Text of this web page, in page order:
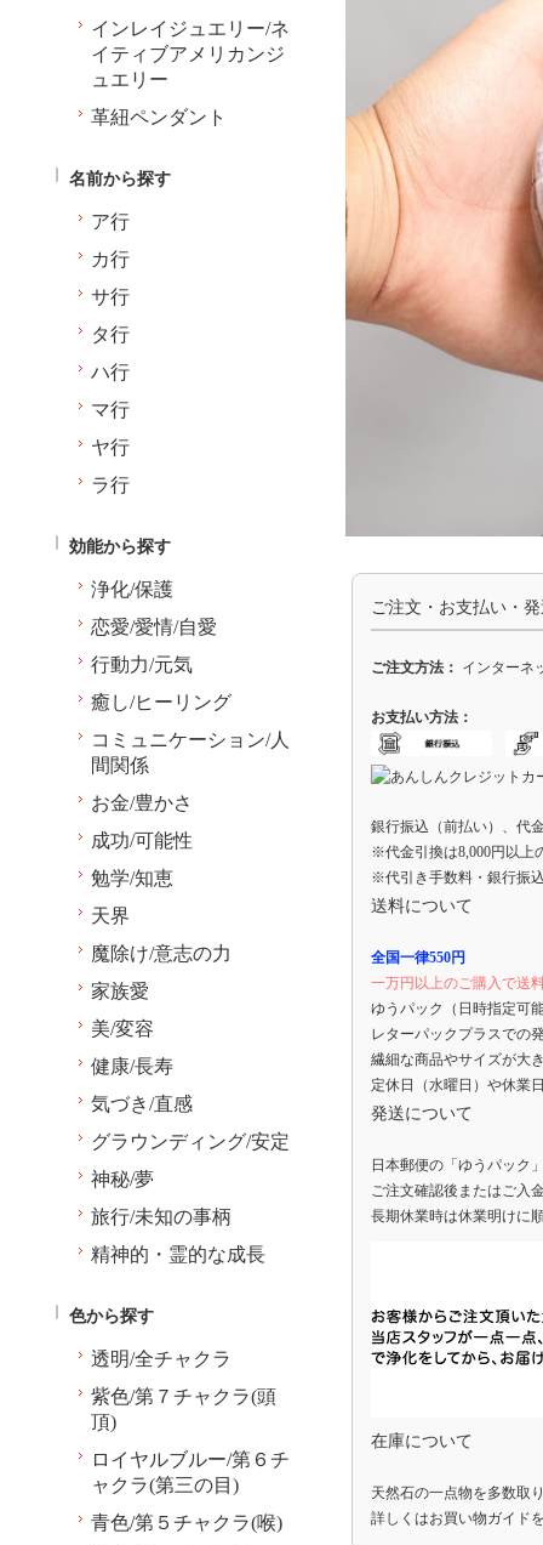
ご注文・お支払い・
ご注文方法： インターネ
お支払い方法：
銀行振込（前払い）、代
※代金引換は8,000円以上
※代引き手数料・銀行振
送料について
全国一律550円
一万円以上のご購入で送
ゆうパック（日時指定可
レターパックプラスでの
繊細な商品やサイズが大
定休日（水曜日）や休業
発送について
日本郵便の「ゆうパック
ご注文確認後またはご入
長期休業時は休業明けに
在庫について
天然石の一点物を多数取
詳しくはお買い物ガイド
インレイジュエリー/ネ
イティブアメリカンジ
ュエリー
革紐ペンダント
名前から探す
ア行
カ行
サ行
タ行
ハ行
マ行
ヤ行
ラ行
効能から探す
浄化/保護
恋愛/愛情/自愛
行動力/元気
癒し/ヒーリング
コミュニケーション/人
間関係
お金/豊かさ
成功/可能性
勉学/知恵
天界
魔除け/意志の力
家族愛
美/変容
健康/長寿
気づき/直感
グラウンディング/安定
神秘/夢
旅行/未知の事柄
精神的・霊的な成長
色から探す
透明/全チャクラ
紫色/第７チャクラ(頭
頂)
ロイヤルブルー/第６チ
ャクラ(第三の目)
青色/第５チャクラ(喉)